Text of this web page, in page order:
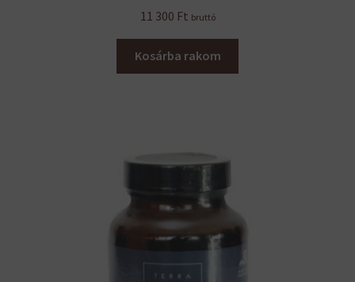
11 300 Ft bruttó
Kosárba rakom